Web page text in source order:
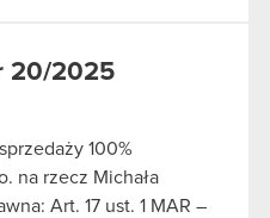
20/2025
100%
na rzecz Michała
Art. 17 ust. 1 MAR –